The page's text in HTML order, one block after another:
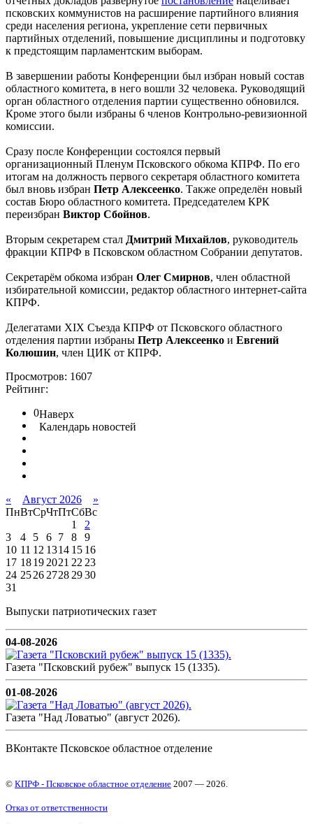
псковских коммунистов на расширение партийного влияния
среди населения региона, укрепление сети первичных
партийных отделений, повышение дисциплины и подготовку
к предстоящим парламентским выборам.
В завершении работы Конференции был избран новый состав
областного комитета, в него вошли 32 человека. Руководящий
орган областного отделения партии существенно обновился.
Кроме этого были избраны 6 членов Контрольно-ревизионной
комиссии.
Сразу после Конференции состоялся первый
организационный Пленум Псковского обкома КПРФ. По его
итогам на должность первого секретаря областного комитета
был вновь избран Петр Алексеенко. Также определён новый
состав Бюро областного комитета. Председателем КРК
переизбран Виктор Сбойнов.
Вторым секретарем стал Дмитрий Михайлов, руководитель
фракции КПРФ в Псковском областном Собрании депутатов.
Секретарём обкома избран Oлег Смирнов, член областной
избирательной комиссии, редактор областного интернет-сайта
КПРФ.
Делегатами XIX Съезда КПРФ от Псковского областного
отделения партии избраны Петр Алексеенко и Евгений
Колюшин, член ЦИК от КПРФ.
Просмотров: 1607
Рейтинг:
0Наверх
Календарь новостей
« Август 2026
»
ПнВтСрЧтПтСбВс
1
2
3
4 5 6 7 8
9
10 11 12 1314 15 16
17 18192021 2223
24 252627282930
31
Выпуски патриотических газет
04-08-2026
Газета "Псковский рубеж" выпуск 15 (1335).
01-08-2026
Газета "Над Ловатью" (август 2026).
ВКонтакте Псковское областное отделение
© КПРФ - Псковское областное отделение 2007 — 2026.
Отказ от ответственности